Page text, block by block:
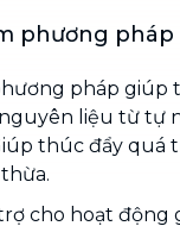
phương
pháp giúp
liệu từ tự
thúc đẩy quá
cho hoạt động